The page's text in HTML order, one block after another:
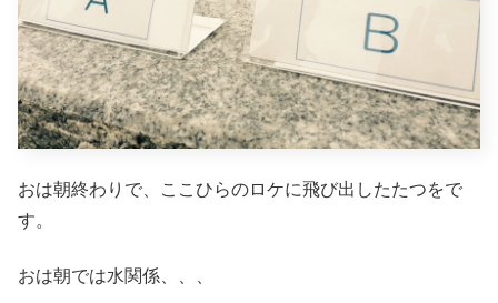
おは朝終わりで、ここひらのロケに飛び出したたつをで
す。
おは朝では水関係、、、